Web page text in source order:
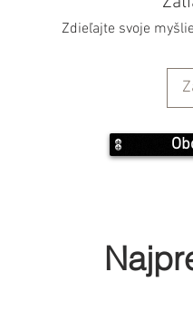
oceňuje ekologickosť,
Zdieľajte svoje